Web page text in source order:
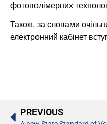
фотополімерних
Також, за словами
електронний кабінет
PREVIOUS